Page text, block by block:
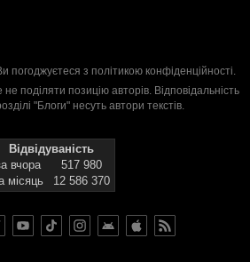
погоджуєтеся з політикою конфіденційності.
поділяти позицію авторів. Відповідальність
"Блоги" несуть автори текстів.
Відвідуваність
вчора
517 980
місяць
12 586 370